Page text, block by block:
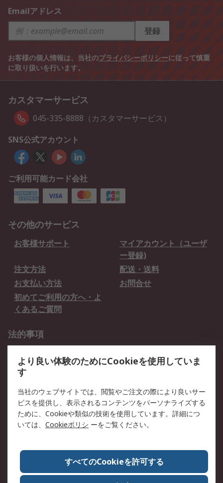
Emailアドレス
登録
お客様の個人情報は、当社のプライバシーポリシーに従って慎重
に取り扱いを行います。
カスタマーサービス
045-335-8888（カスタマーサービス）
SNS公式アカウント
ご利用可能カード会社
その他のサービス
お客様サポート
マイアカウント（ユーザ
ー登録)
注文方法
配送・送料
お支払い方法
お問合せ
初めてご利用の方へ・よ
くあるご質問
法的事項
クッキーポリシー
RSについて
会社概要
採用情報
プレスリリース＆お知ら
コーポレートサイト
全世界のRS
RSの歴史
ESGへの取り組み（英語）
認証について
より良い体験のためにCookieを使用していま
す
当社のウェブサイトでは、閲覧やご注文の際により良いサー
ビスを提供し、表示されるコンテンツをパーソナライズする
ために、Cookieや類似の技術を使用しています。詳細につ
いては、 Cookieポリシ ーをご覧ください。
すべてのCookieを許可する